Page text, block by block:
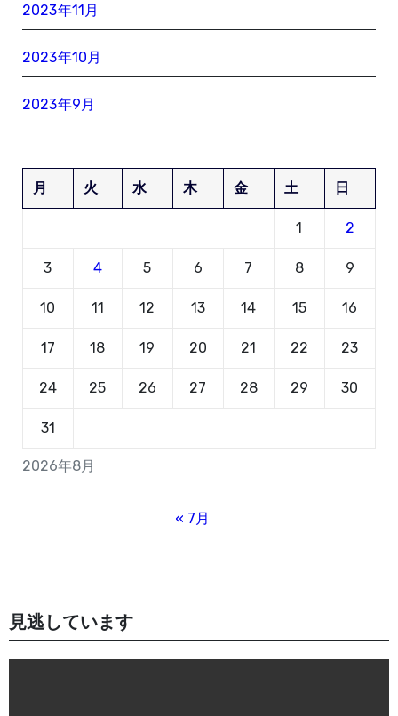
2023年11月
2023年10月
2023年9月
2026年8月
月 火 水 木 金 土 日
1 2
3 4 5 6 7 8 9
10 11 12 13 14 15 16
17 18 19 20 21 22 23
24 25 26 27 28 29 30
31
« 7月
見逃しています